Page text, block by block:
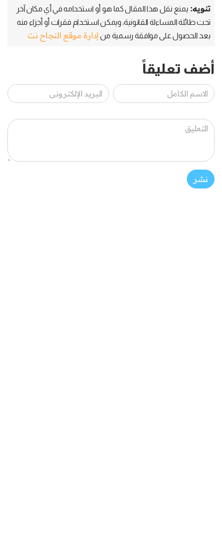
تنويه: يمنع نقل هذا المقال كما هو أو استخدامه في أي مكان آخر
تحت طائلة المساءلة القانونية، ويمكن استخدام فقرات أو أجزاء منه
بعد الحصول على موافقة رسمية من إدارة موقع النجاح نت
أضف تعليقاً
نشر